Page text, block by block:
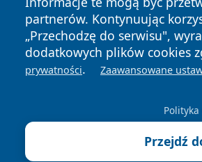
partnerów. Kontynuując
„Przechodzę do serwisu",
dodatkowych plików cookies
prywatności. Zaawansowane
Polityka
Przejdź